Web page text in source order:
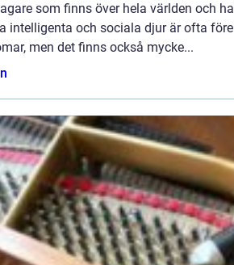
som finns över hela världen och
intelligenta och sociala djur är ofta
men det finns också mycke...